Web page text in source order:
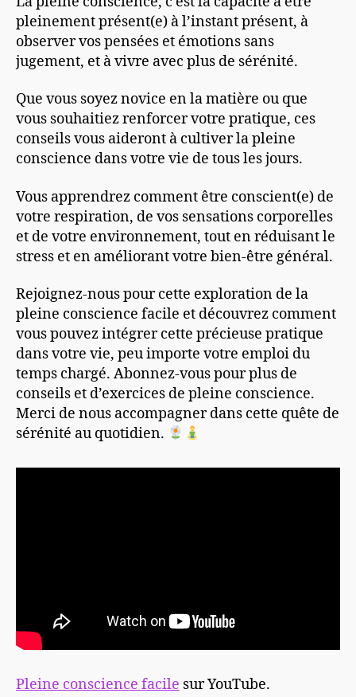
pleinement présent(e) à l’instant présent, à
observer vos pensées et émotions sans
jugement, et à vivre avec plus de sérénité.
Que vous soyez novice en la matière ou que
vous souhaitiez renforcer votre pratique, ces
conseils vous aideront à cultiver la pleine
conscience dans votre vie de tous les jours.
Vous apprendrez comment être conscient(e) de
votre respiration, de vos sensations corporelles
et de votre environnement, tout en réduisant le
stress et en améliorant votre bien-être général.
Rejoignez-nous pour cette exploration de la
pleine conscience facile et découvrez comment
vous pouvez intégrer cette précieuse pratique
dans votre vie, peu importe votre emploi du
temps chargé. Abonnez-vous pour plus de
conseils et d’exercices de pleine conscience.
Merci de nous accompagner dans cette quête de
sérénité au quotidien.
Pleine conscience facile sur YouTube.